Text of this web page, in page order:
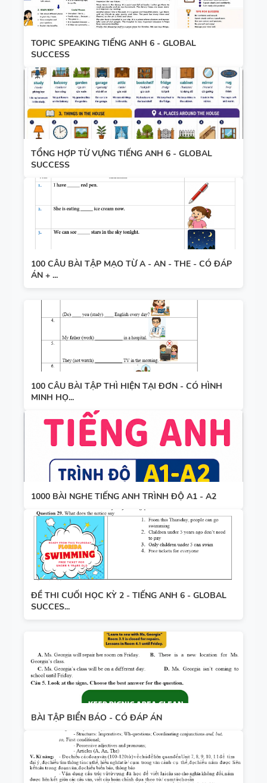
TOPIC SPEAKING TIẾNG ANH 6 - GLOBAL
SUCCESS
TỔNG HỢP TỪ VỰNG TIẾNG ANH 6 - GLOBAL
SUCCESS
100 CÂU BÀI TẬP MẠO TỪ A - AN - THE - CÓ ĐÁP
ÁN + ...
100 CÂU BÀI TẬP THÌ HIỆN TẠI ĐƠN - CÓ HÌNH
MINH HỌ...
1000 BÀI NGHE TIẾNG ANH TRÌNH ĐỘ A1 - A2
ĐỀ THI CUỐI HỌC KỲ 2 - TIẾNG ANH 6 - GLOBAL
SUCCES...
BÀI TẬP BIỂN BÁO - CÓ ĐÁP ÁN